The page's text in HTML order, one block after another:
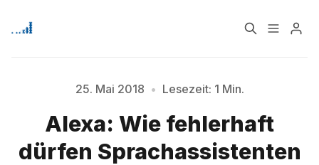
Signup
Bitte geben Sie mindestens 3 Zeichen ein
25. Mai 2018 • Lesezeit: 1 Min.
Alexa: Wie fehlerhaft
dürfen Sprachassistenten